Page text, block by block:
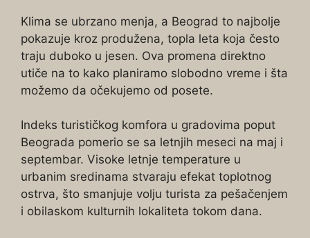
Klima se ubrzano menja, a Beograd to najbolje
pokazuje kroz produžena, topla leta koja često
traju duboko u jesen. Ova promena direktno
utiče na to kako planiramo slobodno vreme i šta
možemo da očekujemo od posete.
Indeks turističkog komfora u gradovima poput
Beograda pomerio se sa letnjih meseci na maj i
septembar. Visoke letnje temperature u
urbanim sredinama stvaraju efekat toplotnog
ostrva, što smanjuje volju turista za pešačenjem
i obilaskom kulturnih lokaliteta tokom dana.